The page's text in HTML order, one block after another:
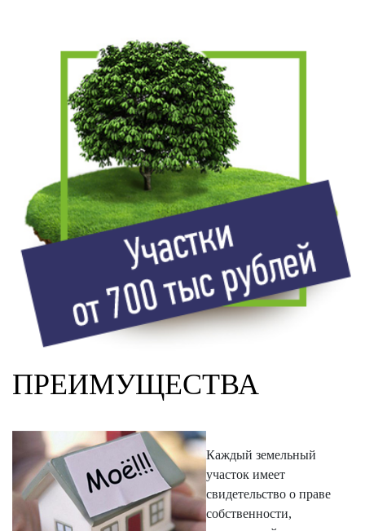
ПРЕИМУЩЕСТВА
Каждый земельный
участок имеет
свидетельство о праве
собственности,